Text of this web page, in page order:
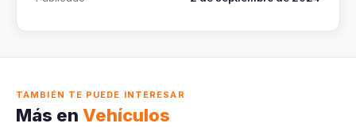
TAMBIÉN TE PUEDE INTERESAR
Más en Vehículos